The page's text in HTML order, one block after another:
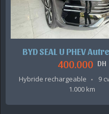
BYD SEAL U PHEV
400.000 DH
Hybride rechargeable
9
1.000 km